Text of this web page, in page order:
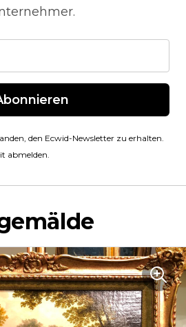
den Ecwid-Newsletter zu erhalten.
abmelden.